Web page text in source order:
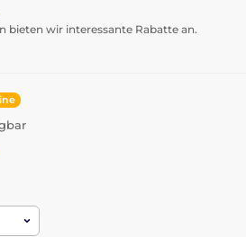
bieten wir interessante Rabatte an.